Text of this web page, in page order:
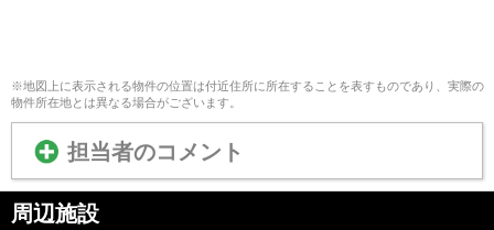
※地図上に表示される物件の位置は付近住所に所在することを表すものであり、実際の
物件所在地とは異なる場合がございます。
担当者のコメント
周辺施設